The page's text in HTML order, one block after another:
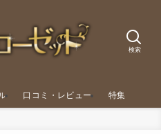
検索
口コミ・レビュー 特集